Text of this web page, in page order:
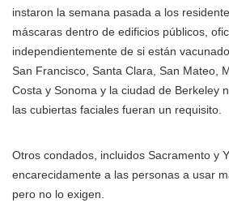
instaron la semana pasada a los
máscaras dentro de edificios públicos,
independientemente de si están
San Francisco, Santa Clara, San Mateo,
Costa y Sonoma y la ciudad de Berkeley
las cubiertas faciales fueran un requisito.
Otros condados, incluidos Sacramento y
encarecidamente a las personas a usar
pero no lo exigen.